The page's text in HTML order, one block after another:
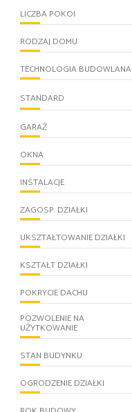
LICZBA POKOI
RODZAJ DOMU
TECHNOLOGIA BUDOWLANA
STANDARD
GARAŻ
OKNA
INSTALACJE
ZAGOSP. DZIAŁKI
UKSZTAŁTOWANIE DZIAŁKI
KSZTAŁT DZIAŁKI
POKRYCIE DACHU
POZWOLENIE NA
UŻYTKOWANIE
STAN BUDYNKU
OGRODZENIE DZIAŁKI